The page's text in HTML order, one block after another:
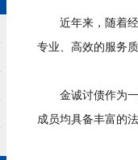
近年来，随着经
专业、高效的服务
金诚讨债作为一
成员均具备丰富的